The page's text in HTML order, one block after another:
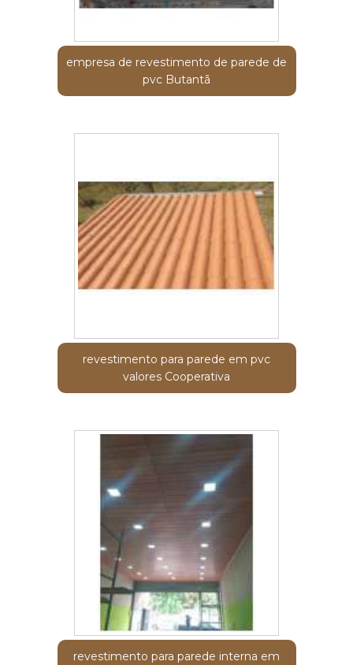
empresa de revestimento de parede de
pvc Butantã
revestimento para parede em pvc
valores Cooperativa
revestimento para parede interna em